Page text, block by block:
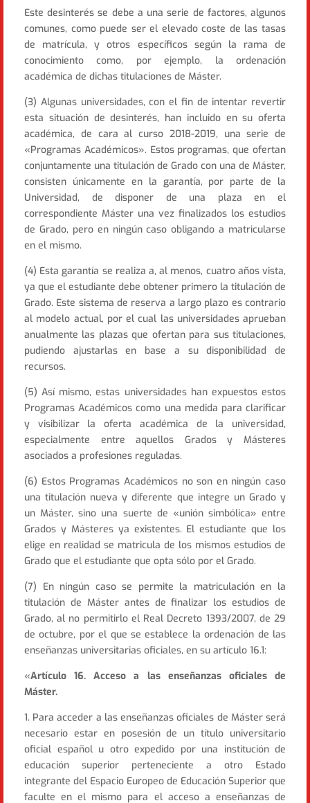
Este desinterés se debe a una serie de factores, algunos
comunes, como puede ser el elevado coste de las tasas
de matrícula, y otros específicos según la rama de
conocimiento como, por ejemplo, la ordenación
académica de dichas titulaciones de Máster.
(3) Algunas universidades, con el fin de intentar revertir
esta situación de desinterés, han incluido en su oferta
académica, de cara al curso 2018-2019, una serie de
«Programas Académicos». Estos programas, que ofertan
conjuntamente una titulación de Grado con una de Máster,
consisten únicamente en la garantía, por parte de la
Universidad, de disponer de una plaza en el
correspondiente Máster una vez finalizados los estudios
de Grado, pero en ningún caso obligando a matricularse
en el mismo.
(4) Esta garantía se realiza a, al menos, cuatro años vista,
ya que el estudiante debe obtener primero la titulación de
Grado. Este sistema de reserva a largo plazo es contrario
al modelo actual, por el cual las universidades aprueban
anualmente las plazas que ofertan para sus titulaciones,
pudiendo ajustarlas en base a su disponibilidad de
recursos.
(5) Así mismo, estas universidades han expuestos estos
Programas Académicos como una medida para clarificar
y visibilizar la oferta académica de la universidad,
especialmente entre aquellos Grados y Másteres
asociados a profesiones reguladas.
(6) Estos Programas Académicos no son en ningún caso
una titulación nueva y diferente que integre un Grado y
un Máster, sino una suerte de «unión simbólica» entre
Grados y Másteres ya existentes. El estudiante que los
elige en realidad se matricula de los mismos estudios de
Grado que el estudiante que opta sólo por el Grado.
(7) En ningún caso se permite la matriculación en la
titulación de Máster antes de finalizar los estudios de
Grado, al no permitirlo el Real Decreto 1393/2007, de 29
de octubre, por el que se establece la ordenación de las
enseñanzas universitarias oficiales, en su artículo 16.1:
«Artículo 16. Acceso a las enseñanzas oficiales de
Máster.
1. Para acceder a las enseñanzas oficiales de Máster será
necesario estar en posesión de un título universitario
oficial español u otro expedido por una institución de
educación superior perteneciente a otro Estado
integrante del Espacio Europeo de Educación Superior que
faculte en el mismo para el acceso a enseñanzas de